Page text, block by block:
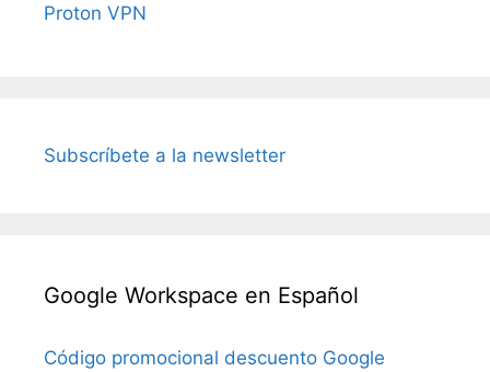
Proton VPN
Subscríbete a la newsletter
Google Workspace en Español
Código promocional descuento Google